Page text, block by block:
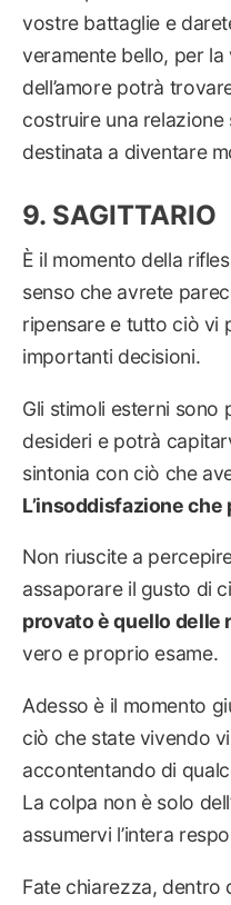
vostre battaglie e
veramente bello, per
dell’amore potrà
costruire una
destinata a diventare
SAGITTARIO
È il momento della
senso che avrete
ripensare e tutto ciò vi
importanti decisioni.
Gli stimoli esterni
desideri e potrà
sintonia con ciò che
L’insoddisfazione che
Non riuscite a
assaporare il gusto di
provato è quello delle
vero e proprio esame.
Adesso è il momento
ciò che state vivendo
accontentando di
La colpa non è solo
assumervi l’intera
Fate chiarezza, dentro